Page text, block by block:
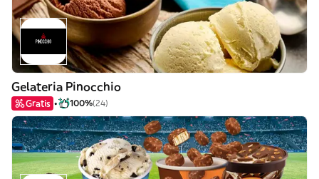
Gelateria Pinocchio
Gratis 100%(24)